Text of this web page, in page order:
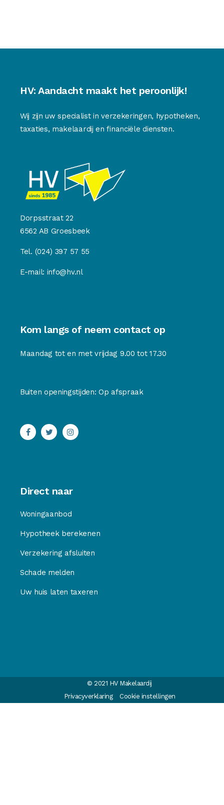
HV: Aandacht maakt het peroonlijk!
Wij zijn uw specialist in verzekeringen, hypotheken,
taxaties, makelaardij en financiële diensten.
Dorpsstraat 22
6562 AB Groesbeek
Tel. (024) 397 57 55
E-mail: info@hv.nl
Kom langs of neem contact op
Maandag tot en met vrijdag 9.00 tot 17.30
Buiten openingstijden: Op afspraak
Direct naar
Woningaanbod
Hypotheek berekenen
Verzekering afsluiten
Schade melden
Uw huis laten taxeren
© 2021 HV Makelaardij
Privacyverklaring
Cookie instellingen